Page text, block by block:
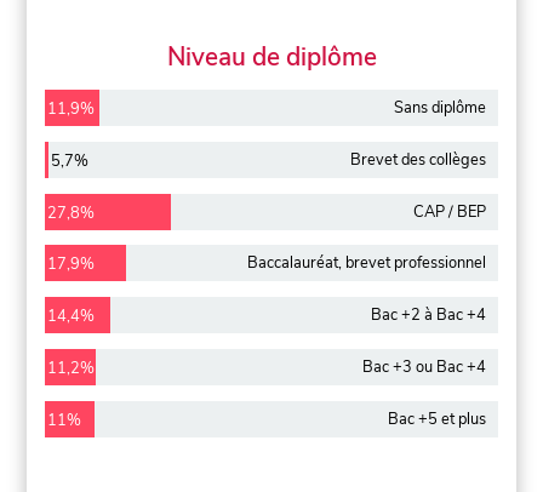
Niveau de diplôme
11,9% Sans diplôme
5,7% Brevet des collèges
27,8% CAP / BEP
17,9% Baccalauréat, brevet professionnel
14,4% Bac +2 à Bac +4
11,2% Bac +3 ou Bac +4
11% Bac +5 et plus